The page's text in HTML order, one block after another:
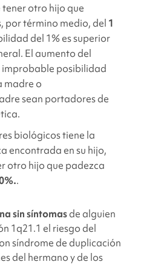
otro hijo que
por término medio, del 1
del 1% es superior
El aumento del
improbable posibilidad
madre o
sean portadores de
biológicos tiene la
encontrada en su hijo,
otro hijo que padezca
.
sin síntomasde alguien
1q21.1 el riesgo del
síndrome de duplicación
del hermano y de los